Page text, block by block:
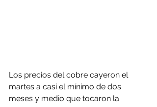
Los precios del cobre cayeron el
martes a casi el mínimo de dos
meses y medio que tocaron la